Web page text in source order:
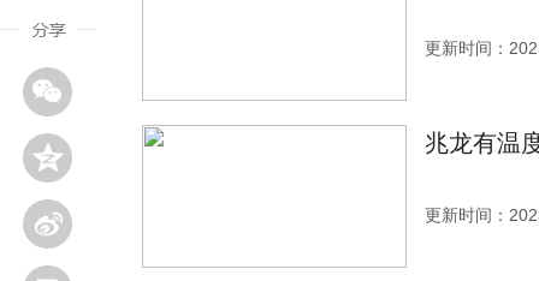
更新时间：
兆龙有温
更新时间：